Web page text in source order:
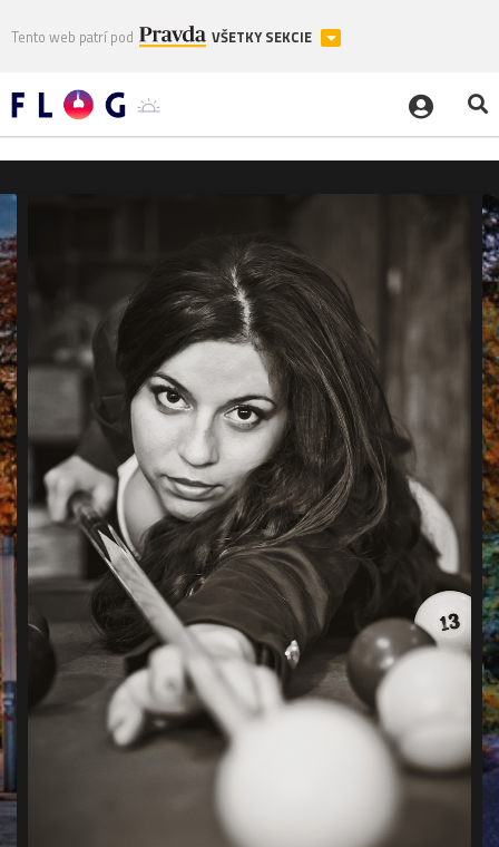
Tento web patrí pod VŠETKY SEKCIE